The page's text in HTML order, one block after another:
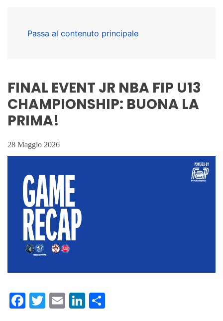
Passa al contenuto principale
FINAL EVENT JR NBA FIP U13
CHAMPIONSHIP: BUONA LA
PRIMA!
28 Maggio 2026
Facebook
Twitter
EmailLinkedIn